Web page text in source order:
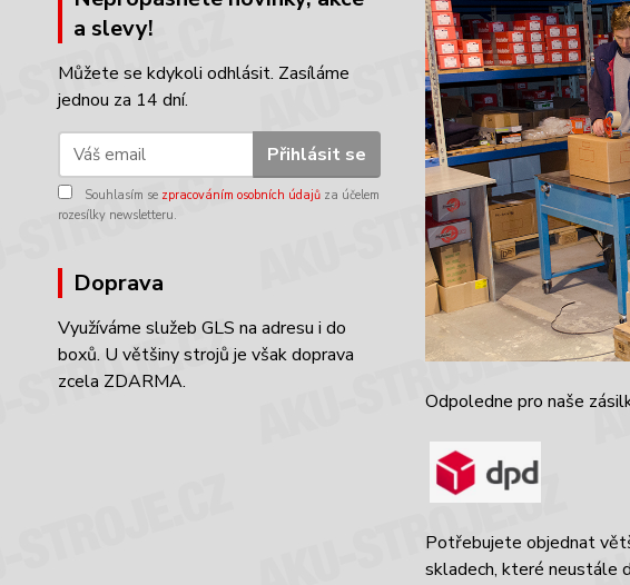
a slevy!
Můžete se kdykoli odhlásit. Zasíláme
jednou za 14 dní.
Přihlásit se
Souhlasím se zpracováním osobních údajů za účelem
rozesílky newsletteru.
Doprava
Využíváme služeb GLS na adresu i do
boxů. U většiny strojů je však doprava
zcela ZDARMA.
Odpoledne pro naše
Potřebujete objednat
skladech, které neustále